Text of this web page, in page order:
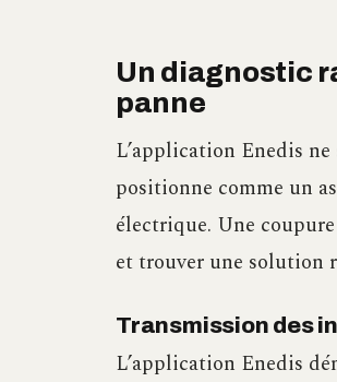
Un diagnostic
panne
L’application Enedis
positionne comme un
électrique. Une
et trouver une solution
Transmission des
L’application Enedis